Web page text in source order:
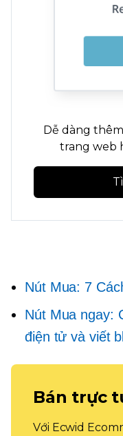
Dễ dàng
trang web
Nút Mua: 7
Nút Mua ngay:
điện tử và viết
Bán trực
Với Ecwid